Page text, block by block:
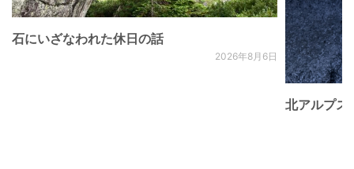
石にいざなわれた休日の話
2026年8月6日
北アルプ